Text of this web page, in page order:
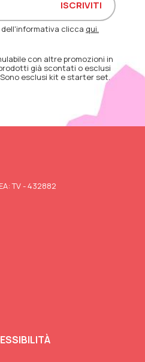
dell'informativa clicca qui.
con altre promozioni in
già scontati o esclusi
esclusi kit e starter set.
TV - 432882